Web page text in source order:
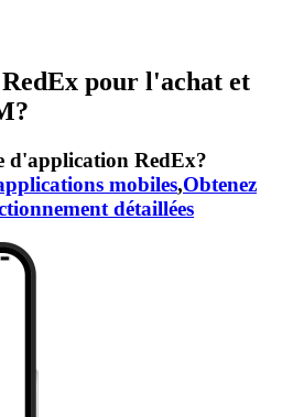
pour l'achat et
d'application RedEx?
mobiles,Obtenez
détaillées